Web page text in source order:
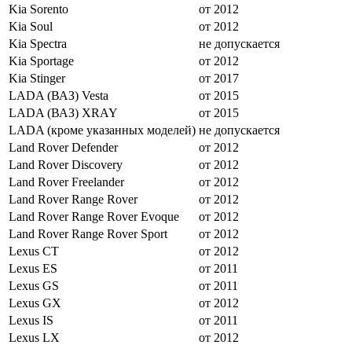
Kia Sorento
от 2012
Kia Soul
от 2012
Kia Spectra
не допускается
Kia Sportage
от 2012
Kia Stinger
от 2017
LADA (ВАЗ) Vesta
от 2015
LADA (ВАЗ) XRAY
от 2015
LADA (кроме указанных моделей) не допускается
Land Rover Defender
от 2012
Land Rover Discovery
от 2012
Land Rover Freelander
от 2012
Land Rover Range Rover
от 2012
Land Rover Range Rover Evoque
от 2012
Land Rover Range Rover Sport
от 2012
Lexus CT
от 2012
Lexus ES
от 2011
Lexus GS
от 2011
Lexus GX
от 2012
Lexus IS
от 2011
Lexus LX
от 2012